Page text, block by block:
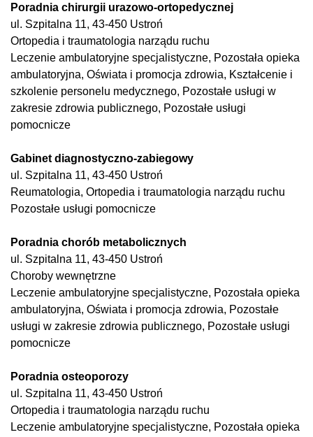
Poradnia chirurgii urazowo-ortopedycznej
ul. Szpitalna 11, 43-450 Ustroń
Ortopedia i traumatologia narządu ruchu
Leczenie ambulatoryjne specjalistyczne, Pozostała opieka
ambulatoryjna, Oświata i promocja zdrowia, Kształcenie i
szkolenie personelu medycznego, Pozostałe usługi w
zakresie zdrowia publicznego, Pozostałe usługi
pomocnicze
Gabinet diagnostyczno-zabiegowy
ul. Szpitalna 11, 43-450 Ustroń
Reumatologia, Ortopedia i traumatologia narządu ruchu
Pozostałe usługi pomocnicze
Poradnia chorób metabolicznych
ul. Szpitalna 11, 43-450 Ustroń
Choroby wewnętrzne
Leczenie ambulatoryjne specjalistyczne, Pozostała opieka
ambulatoryjna, Oświata i promocja zdrowia, Pozostałe
usługi w zakresie zdrowia publicznego, Pozostałe usługi
pomocnicze
Poradnia osteoporozy
ul. Szpitalna 11, 43-450 Ustroń
Ortopedia i traumatologia narządu ruchu
Leczenie ambulatoryjne specjalistyczne, Pozostała opieka